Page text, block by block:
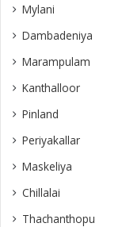
Mylani
Dambadeniya
Marampulam
Kanthalloor
Pinland
Periyakallar
Maskeliya
Chillalai
Thachanthopu